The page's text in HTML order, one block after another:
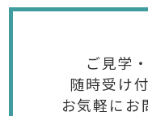
ご見学
随時受け
お気軽にお